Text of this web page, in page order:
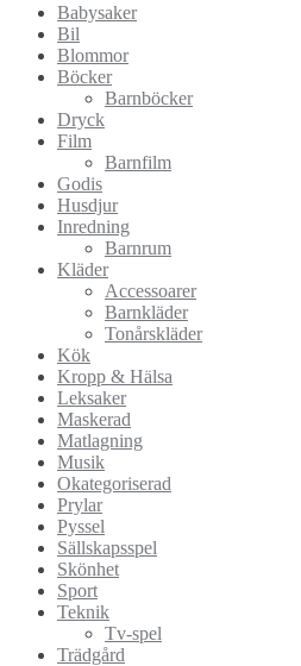
Babysaker
Bil
Blommor
Böcker
Barnböcker
Dryck
Film
Barnfilm
Godis
Husdjur
Inredning
Barnrum
Kläder
Accessoarer
Barnkläder
Tonårskläder
Kök
Kropp & Hälsa
Leksaker
Maskerad
Matlagning
Musik
Okategoriserad
Prylar
Pyssel
Sällskapsspel
Skönhet
Sport
Teknik
Tv-spel
Trädgård